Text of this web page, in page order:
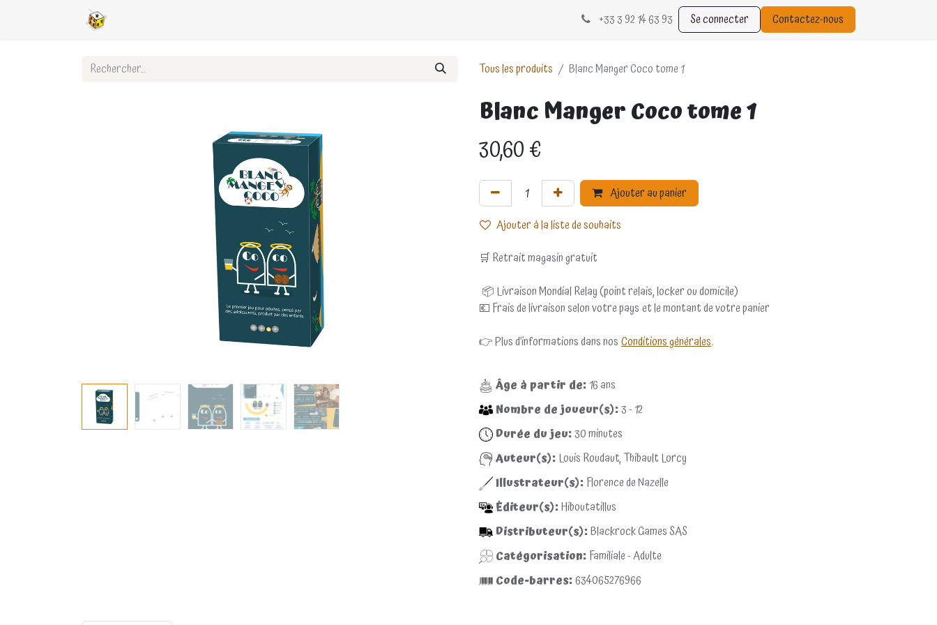
+33 3 92 14 63 93 Se connecter Contactez-nous
Tous les produits Blanc Manger Coco tome 1
Blanc Manger Coco tome 1
30,60€
Ajouter au panier
Ajouter à la liste de souhaits
🛒 Retrait magasin gratuit
📦 Livraison Mondial Relay (point relais, locker ou domicile)
💶 Frais de livraison selon votre pays et le montant de votre panier
👉 Plus d’informations dans nosConditions générales.
Âge à partir de:16ans
Nombre de joueur(s):3 - 12
Durée du jeu:30minutes
Auteur(s):Louis Roudaut, Thibault Lorcy
Illustrateur(s):Florence de Nazelle
Éditeur(s):Hiboutatillus
Distributeur(s):Blackrock Games SAS
Catégorisation:Familiale - Adulte
Code-barres:634065276966